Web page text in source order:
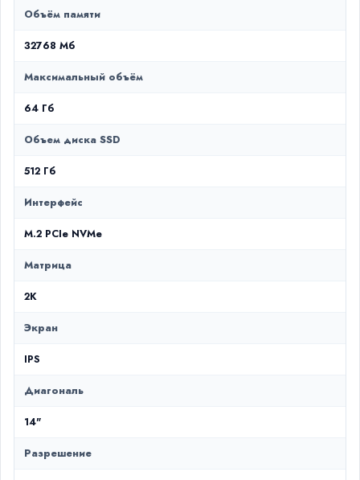
Объём памяти
32768 Мб
Максимальный объём
64 Гб
Объем диска SSD
512 Гб
Интерфейс
M.2 PCIe NVMe
Матрица
2K
Экран
IPS
Диагональ
14"
Разрешение